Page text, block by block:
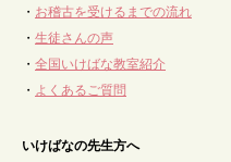
・ お稽古を受けるまでの流れ
・ 生徒さんの声
・ 全国いけばな教室紹介
・ よくあるご質問
いけばなの先生方へ